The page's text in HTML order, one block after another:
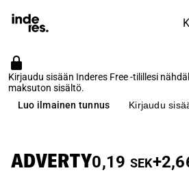
Kirjaudu sisään Inderes Free -tilillesi
maksuton sisältö.
Luo ilmainen tunnus
Kirjaudu
ADVERTY0,19 SEK